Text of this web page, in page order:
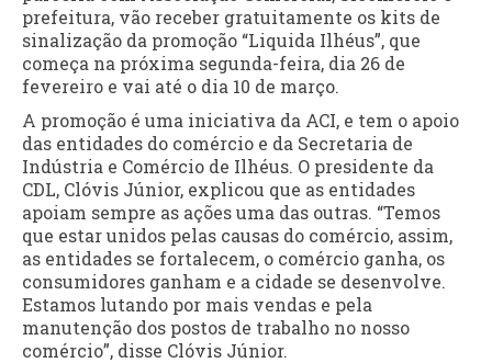
prefeitura, vão receber gratuitamente os kits de
sinalização da promoção “Liquida Ilhéus”, que
começa na próxima segunda-feira, dia 26 de
fevereiro e vai até o dia 10 de março.
A promoção é uma iniciativa da ACI, e tem o apoio
das entidades do comércio e da Secretaria de
Indústria e Comércio de Ilhéus. O presidente da
CDL, Clóvis Júnior, explicou que as entidades
apoiam sempre as ações uma das outras. “Temos
que estar unidos pelas causas do comércio, assim,
as entidades se fortalecem, o comércio ganha, os
consumidores ganham e a cidade se desenvolve.
Estamos lutando por mais vendas e pela
manutenção dos postos de trabalho no nosso
comércio”, disse Clóvis Júnior.